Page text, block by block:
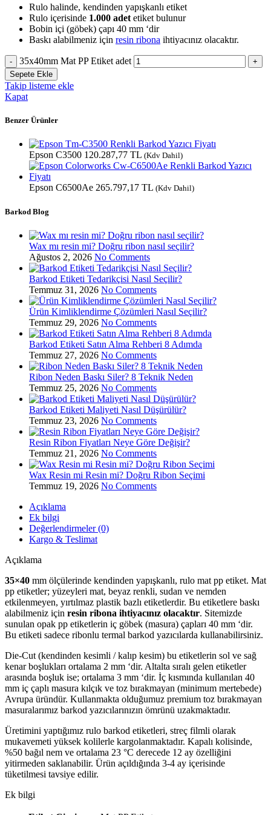
Rulo halinde, kendinden yapışkanlı etiket
Rulo içerisinde 1.000 adet etiket bulunur
Bobin içi (göbek) çapı 40 mm ‘dir
Baskı alabilmeniz için resin ribona ihtiyacınız olacaktır.
35x40mm Mat PP Etiket adet
Sepete Ekle
Takip listeme ekle
Kapat
Benzer Ürünler
Epson C3500 120.287,77 TL (Kdv Dahil)
Epson C6500Ae 265.797,17 TL (Kdv Dahil)
Barkod Blog
Wax mı resin mi? Doğru ribon nasıl seçilir?
Ağustos 2, 2026 No Comments
Barkod Etiketi Tedarikçisi Nasıl Seçilir?
Temmuz 31, 2026 No Comments
Ürün Kimliklendirme Çözümleri Nasıl Seçilir?
Temmuz 29, 2026 No Comments
Barkod Etiketi Satın Alma Rehberi 8 Adımda
Temmuz 27, 2026 No Comments
Ribon Neden Baskı Siler? 8 Teknik Neden
Temmuz 25, 2026 No Comments
Barkod Etiketi Maliyeti Nasıl Düşürülür?
Temmuz 23, 2026 No Comments
Resin Ribon Fiyatları Neye Göre Değişir?
Temmuz 21, 2026 No Comments
Wax Resin mi Resin mi? Doğru Ribon Seçimi
Temmuz 19, 2026 No Comments
Açıklama
Ek bilgi
Değerlendirmeler (0)
Kargo & Teslimat
Açıklama
35×40 mm ölçülerinde kendinden yapışkanlı, rulo mat pp etiket. Mat
pp etiketler; yüzeyleri mat, beyaz renkli, sudan ve nemden
etkilenmeyen, yırtılmaz plastik bazlı etiketlerdir. Bu etiketlere baskı
alabilmeniz için resin ribona ihtiyacınız olacaktır. Sitemizde
sunulan opak pp etiketlerin iç göbek (masura) çapları 40 mm ‘dir.
Bu etiketi sadece ribonlu termal barkod yazıcılarda kullanabilirsiniz.
Die-Cut (kendinden kesimli / kalıp kesim) bu etiketlerin sol ve sağ
kenar boşlukları ortalama 2 mm ‘dir. Altalta sıralı gelen etiketler
arasında boşluk ise; ortalama 3 mm ‘dir. İç kısmında kullanılan 40
mm iç çaplı masura kılçık ve toz bırakmayan (minimum mertebede)
Avrupa üründür. Kullanmakta olduğumuz premium toz bırakmayan
masuralarımız barkod yazıcılarınızın ömrünü uzakmaktadır.
Üretimini yaptığımız rulo barkod etiketleri, streç filmli olarak
mukavemeti yüksek kolilerle kargolanmaktadır. Kapalı kolisinde,
%50 bağıl nem ve ortalama 23 °C derecede 12 ay özelliğini
yitirmeden saklanabilir. Ürün açıldığında 3-4 ay içerisinde
tüketilmesi tavsiye edilir.
Ek bilgi